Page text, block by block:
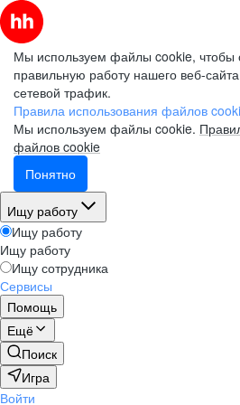
Мы используем файлы cookie, чтобы
правильную работу нашего веб-
сетевой трафик.
Правила использования файлов
Мы используем файлы cookie.
файлов cookie
Понятно
Ищу работу
Ищу работу
Ищу работу
Ищу сотрудника
Сервисы
Помощь
Ещё
Поиск
Игра
Войти